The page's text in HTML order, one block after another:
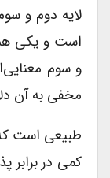
لایه دوم و
است و یکی هم
و سوم
مخفی به آن
طبیعی است که
کمی در برابر